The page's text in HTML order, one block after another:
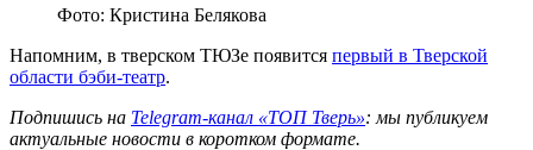
Фото: Кристина Белякова
Напомним, в тверском ТЮЗе появится первый в Тверской
области бэби-театр.
Подпишись на Telegram-канал «ТОП Тверь»: мы публикуем
актуальные новости в коротком формате.